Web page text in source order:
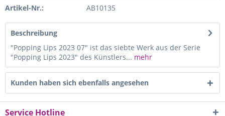
Artikel-Nr.: AB10135
Beschreibung
"Popping Lips 2023 07" ist das siebte Werk aus der Serie
"Popping Lips 2023" des Künstlers... mehr
Kunden haben sich ebenfalls angesehen
Service Hotline